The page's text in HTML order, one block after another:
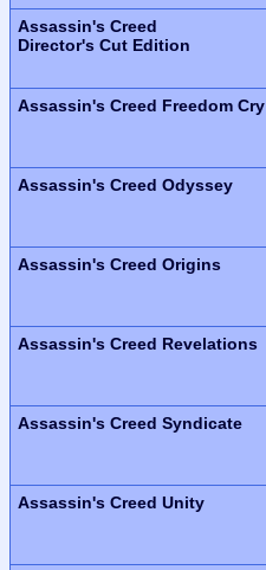
Assassin's Creed
Director's Cut Edition
Assassin's Creed Freedom Cry
Assassin's Creed Odyssey
Assassin's Creed Origins
Assassin's Creed Revelations
Assassin's Creed Syndicate
Assassin's Creed Unity